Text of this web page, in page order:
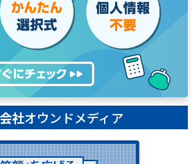
社オウンドメディア